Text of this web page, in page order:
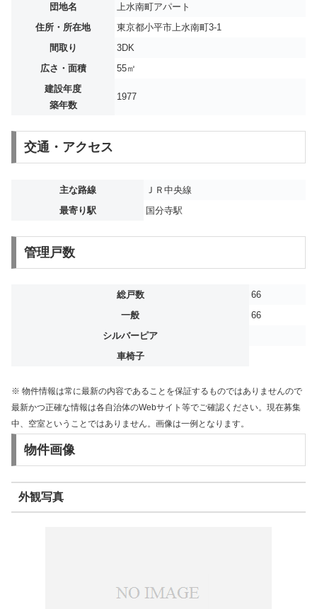
団地名
上水南町アパート
住所・所在地
東京都小平市上水南町3-1
間取り
3DK
広さ・面積
55㎡
建設年度
築年数
1977
交通・アクセス
主な路線
ＪＲ中央線
最寄り駅
国分寺駅
管理戸数
総戸数
66
一般
66
シルバーピア
車椅子
※ 物件情報は常に最新の内容であることを保証するものではありませんので
最新かつ正確な情報は各自治体のWebサイト等でご確認ください。現在募集
中、空室ということではありません。画像は一例となります。
物件画像
外観写真